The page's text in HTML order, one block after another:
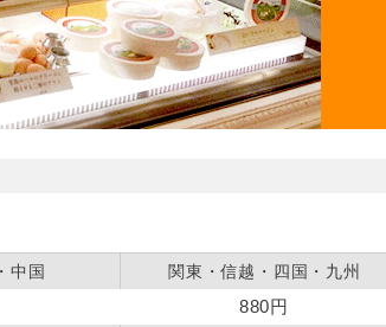
中国 関東・信越・四国・九州
880円